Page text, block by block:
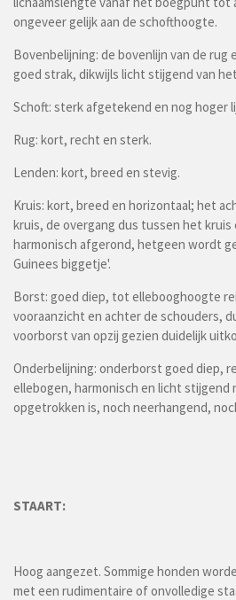
ongeveer gelijk aan de schofthoogte.
Bovenbelijning: de bovenlijn van de rug
goed strak, dikwijls licht stijgend van
Schoft: sterk afgetekend en nog hoger
Rug: kort, recht en sterk.
Lenden: kort, breed en stevig.
Kruis: kort, breed en horizontaal; het
kruis, de overgang dus tussen het
harmonisch afgerond, hetgeen wordt
Guinees biggetje'.
Borst: goed diep, tot ellebooghoogte
vooraanzicht en achter de schouders,
voorborst van opzij gezien duidelijk
Onderbelijning: onderborst goed diep,
ellebogen, harmonisch en licht stijgend
opgetrokken is, noch neerhangend,
STAART:
Hoog aangezet. Sommige honden
met een rudimentaire of onvolledige